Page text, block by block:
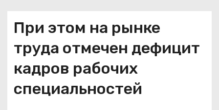
При этом на рынке
труда отмечен дефицит
кадров рабочих
специальностей